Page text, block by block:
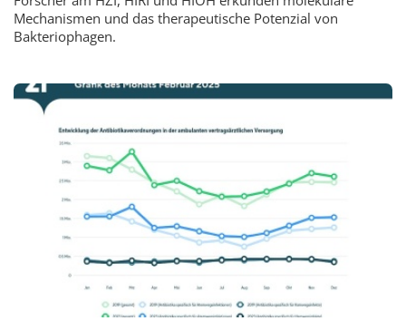
Mechanismen und das therapeutische Potenzial von
Bakteriophagen.